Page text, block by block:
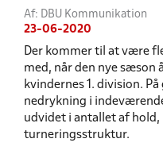
Af: DBU Kommunikation
23-06-2020
Der kommer til at være
med, når den nye sæson
kvindernes 1. division.
nedrykning i
udvidet i antallet af
turneringsstruktur.